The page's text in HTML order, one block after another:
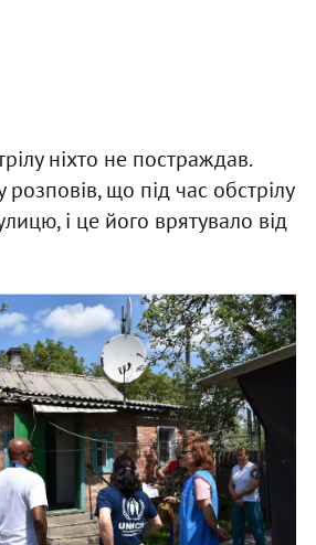
ніхто не постраждав.
що під час обстрілу
і це його врятувало від